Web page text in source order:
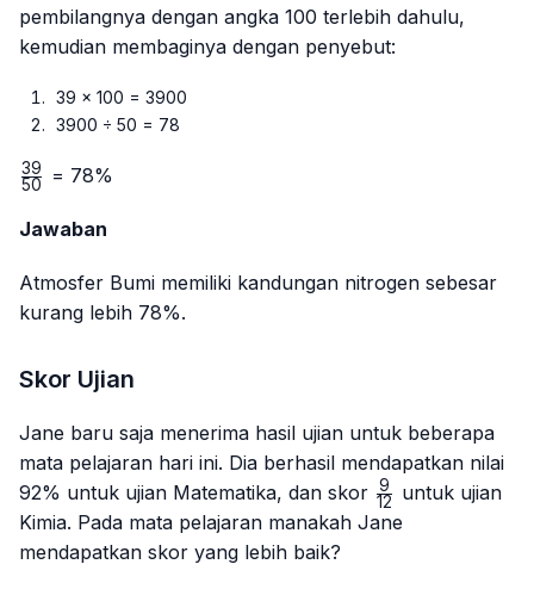
pembilangnya dengan angka 100 terlebih dahulu,
kemudian membaginya dengan penyebut:
39 × 100 = 3900
3900 ÷ 50 = 78
\frac{39}
50
39 = 78%
Jawaban
Atmosfer Bumi memiliki kandungan nitrogen sebesar
kurang lebih 78%.
Skor Ujian
Jane baru saja menerima hasil ujian untuk beberapa
mata pelajaran hari ini. Dia berhasil mendapatkan nilai
92% untuk ujian Matematika, dan skor \frac{9}
{12}
12
9
untuk ujian
Kimia. Pada mata pelajaran manakah Jane
mendapatkan skor yang lebih baik?